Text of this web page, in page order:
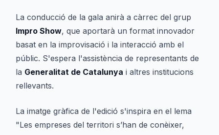
La conducció de la gala anirà a càrrec del grup
Impro Show, que aportarà un format innovador
basat en la improvisació i la interacció amb el
públic. S'espera l'assistència de representants de
la Generalitat de Catalunya i altres institucions
rellevants.
La imatge gràfica de l'edició s'inspira en el lema
"Les empreses del territori s’han de conèixer,